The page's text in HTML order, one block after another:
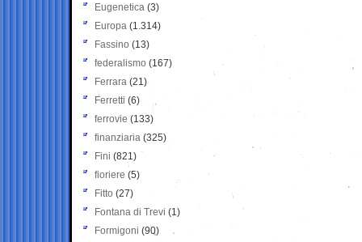
Eugenetica (3)
Europa (1.314)
Fassino (13)
federalismo (167)
Ferrara (21)
Ferretti (6)
ferrovie (133)
finanziaria (325)
Fini (821)
fioriere (5)
Fitto (27)
Fontana di Trevi (1)
Formigoni (90)